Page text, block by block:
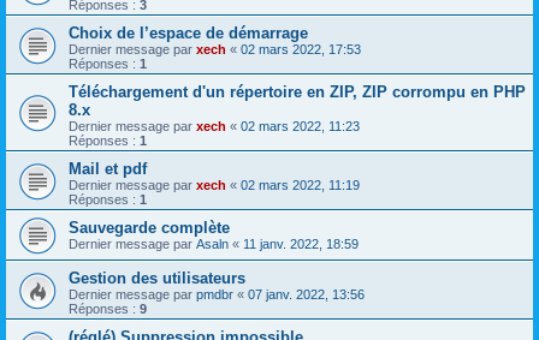
Réponses : 3
Choix de l’espace de démarrage
Dernier message par xech « 02 mars 2022, 17:53
Réponses : 1
Téléchargement d'un répertoire en ZIP, ZIP corrompu en PHP
8.x
Dernier message par xech « 02 mars 2022, 11:23
Réponses : 1
Mail et pdf
Dernier message par xech « 02 mars 2022, 11:19
Réponses : 1
Sauvegarde complète
Dernier message par Asaln « 11 janv. 2022, 18:59
Gestion des utilisateurs
Dernier message par pmdbr « 07 janv. 2022, 13:56
Réponses : 9